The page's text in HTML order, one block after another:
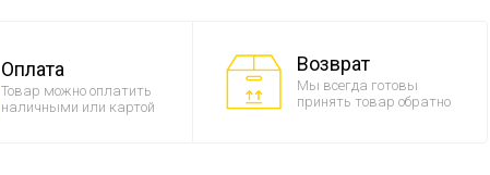
Оплата
Товар можно оплатить
наличными или картой
Возврат
Мы всегда готовы
принять товар обратно